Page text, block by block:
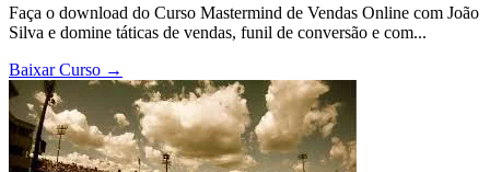
Faça o download do Curso Mastermind de Vendas Online com João
Silva e domine táticas de vendas, funil de conversão e com...
Baixar Curso →